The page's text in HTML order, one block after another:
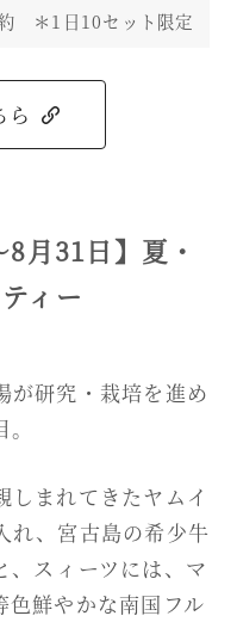
＊1日10セット限定
ら
8月31日】夏・
ィー
が研究・栽培を進め
まれてきたヤムイ
れ、宮古島の希少牛
、スィーツには、マ
色鮮やかな南国フル